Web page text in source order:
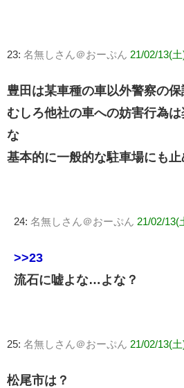
23: 名無しさん＠おーぷん 21/02/13(
豊田は某車種の車以外警察の
むしろ他社の車への妨害行為
な
基本的に一般的な駐車場にも止
24: 名無しさん＠おーぷん 21/02/13(
>>23
流石に嘘よな…よな？
25: 名無しさん＠おーぷん 21/02/13(
松尾市は？